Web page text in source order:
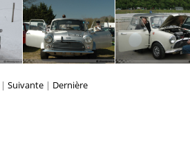
2 2
| Suivante | Dernière